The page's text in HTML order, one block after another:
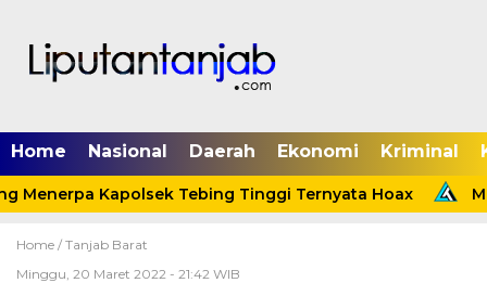
Home Nasional Daerah Ekonomi Kriminal
Menerpa Kapolsek Tebing Tinggi Ternyata Hoax
Home / Tanjab Barat
Minggu, 20 Maret 2022 - 21:42 WIB